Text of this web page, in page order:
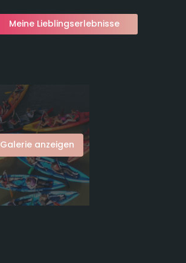
Meine Lieblingserlebnisse
Galerie anzeigen